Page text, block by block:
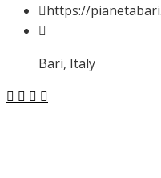
https://
Bari, Italy